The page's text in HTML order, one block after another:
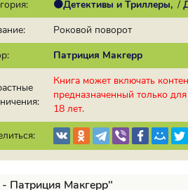
🟠Детективы и Триллеры /
Роковой поворот
Патриция Макгерр
Книга может включать
предназначенный только
18 лет.
Патриция Макгерр"